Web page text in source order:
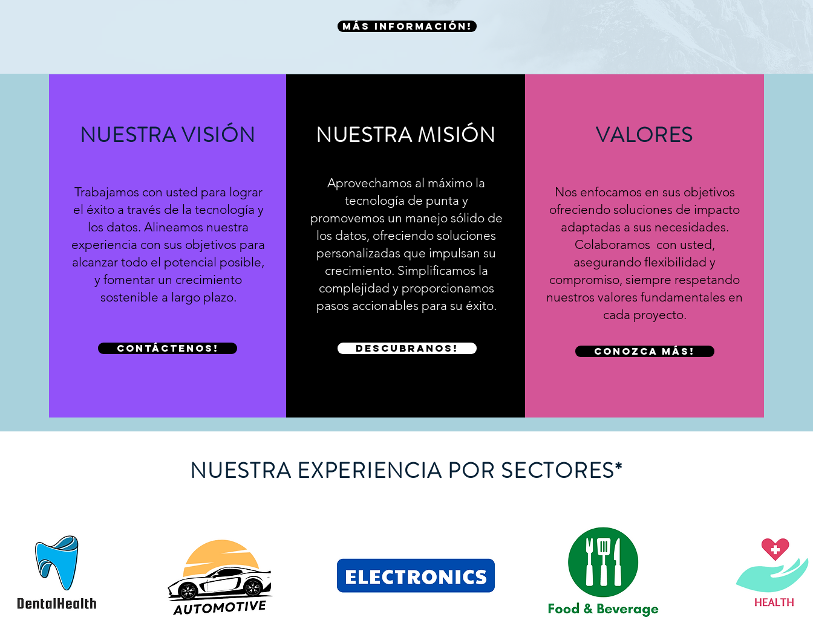
Más información!
NUESTRA VISIÓN
Trabajamos con usted para lograr
el éxito a través de la tecnología y
los datos. Alineamos nuestra
experiencia con sus objetivos para
alcanzar todo el potencial posible,
y fomentar un crecimiento
sostenible a largo plazo.
Contáctenos!
NUESTRA MISIÓN
Aprovechamos al máximo la
tecnología de punta y
promovemos un manejo sólido de
los datos, ofreciendo soluciones
personalizadas que impulsan su
crecimiento. Simplificamos la
complejidad y proporcionamos
pasos accionables para su éxito.
Descubranos!
VALORES
Nos enfocamos en sus objetivos
ofreciendo soluciones de impacto
adaptadas a sus necesidades.
Colaboramos con usted,
asegurando flexibilidad y
compromiso, siempre respetando
nuestros valores fundamentales en
cada proyecto.
Conozca más!
NUESTRA EXPERIENCIA POR SECTORES*